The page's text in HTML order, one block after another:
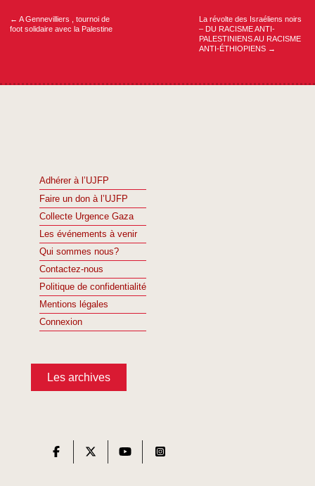
← A Gennevilliers , tournoi de
foot solidaire avec la Palestine
La révolte des Israéliens noirs
– DU RACISME ANTI-
PALESTINIENS AU RACISME
ANTI-ÉTHIOPIENS →
Adhérer à l’UJFP
Faire un don à l’UJFP
Collecte Urgence Gaza
Les événements à venir
Qui sommes nous?
Contactez-nous
Politique de confidentialité
Mentions légales
Connexion
Les archives